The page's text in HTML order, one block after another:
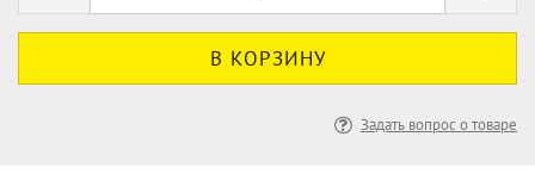
Задать вопрос о товаре